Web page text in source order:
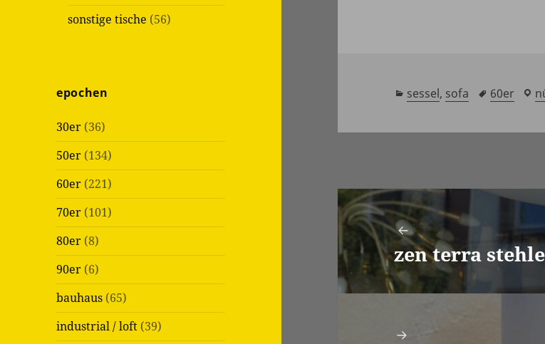
sonstige tische (56)
epochen
30er (36)
50er (134)
60er (221)
70er (101)
80er (8)
90er (6)
bauhaus (65)
industrial / loft (39)
kategorien
sessel, sofa 60er
Beitragsnavigation
Vorheriger
Beitrag:
zen terra